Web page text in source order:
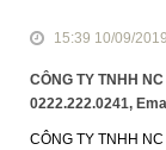
15:39 10/09/2019
CÔNG TY TNHH
0222.222.0241,
CÔNG TY TNHH